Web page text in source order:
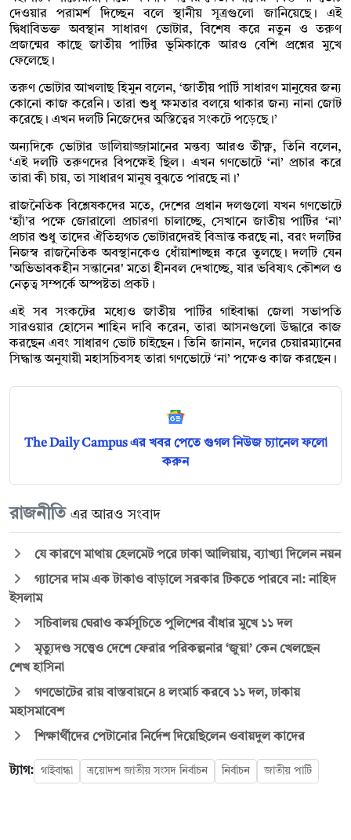
দেওয়ার পরামর্শ দিচ্ছেন বলে স্থানীয় সূত্রগুলো জানিয়েছে। এই
দ্বিধাবিভক্ত অবস্থান সাধারণ ভোটার, বিশেষ করে নতুন ও তরুণ
প্রজন্মের কাছে জাতীয় পার্টির ভূমিকাকে আরও বেশি প্রশ্নের মুখে
ফেলেছে।
তরুণ ভোটার আখলাছ হিমুন বলেন, ‘জাতীয় পার্টি সাধারণ মানুষের জন্য
কোনো কাজ করেনি। তারা শুধু ক্ষমতার বলয়ে থাকার জন্য নানা জোট
করেছে। এখন দলটি নিজেদের অস্তিত্বের সংকটে পড়েছে।’
অন্যদিকে ভোটার ডালিয়াজ্জামানের মন্তব্য আরও তীক্ষ্ণ, তিনি বলেন,
‘এই দলটি তরুণদের বিপক্ষেই ছিল। এখন গণভোটে ‘না’ প্রচার করে
তারা কী চায়, তা সাধারণ মানুষ বুঝতে পারছে না।’
রাজনৈতিক বিশ্লেষকদের মতে, দেশের প্রধান দলগুলো যখন গণভোটে
‘হ্যাঁ’র পক্ষে জোরালো প্রচারণা চালাচ্ছে, সেখানে জাতীয় পার্টির ‘না’
প্রচার শুধু তাদের ঐতিহ্যগত ভোটারদেরই বিভ্রান্ত করছে না, বরং দলটির
নিজস্ব রাজনৈতিক অবস্থানকেও ধোঁয়াশাচ্ছন্ন করে তুলছে। দলটি যেন
'অভিভাবকহীন সন্তানের' মতো হীনবল দেখাচ্ছে, যার ভবিষ্যৎ কৌশল ও
নেতৃত্ব সম্পর্কে অস্পষ্টতা প্রকট।
এই সব সংকটের মধ্যেও জাতীয় পার্টির গাইবান্ধা জেলা সভাপতি
সারওয়ার হোসেন শাহিন দাবি করেন, তারা আসনগুলো উদ্ধারে কাজ
করছেন এবং সাধারণ ভোট চাইছেন। তিনি জানান, দলের চেয়ারম্যানের
সিদ্ধান্ত অনুযায়ী মহাসচিবসহ তারা গণভোটে ‘না’ পক্ষেও কাজ করছেন।
The Daily Campus এর খবর পেতে গুগল নিউজ চ্যানেল ফলো
করুন
রাজনীতি এর আরও সংবাদ
যে কারণে মাথায় হেলমেট পরে ঢাকা আলিয়ায়, ব্যাখ্যা দিলেন নয়ন
গ্যাসের দাম এক টাকাও বাড়ালে সরকার টিকতে পারবে না: নাহিদ
ইসলাম
সচিবালয় ঘেরাও কর্মসূচিতে পুলিশের বাঁধার মুখে ১১ দল
মৃত্যুদণ্ড সত্ত্বেও দেশে ফেরার পরিকল্পনার ‘জুয়া’ কেন খেলছেন
শেখ হাসিনা
গণভোটের রায় বাস্তবায়নে ৪ লংমার্চ করবে ১১ দল, ঢাকায়
মহাসমাবেশ
শিক্ষার্থীদের পেটানোর নির্দেশ দিয়েছিলেন ওবায়দুল কাদের
ট্যাগ: গাইবান্ধা ত্রয়োদশ জাতীয় সংসদ নির্বাচন নির্বাচন জাতীয় পার্টি